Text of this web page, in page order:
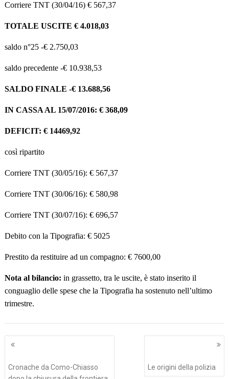
Corriere TNT (30/04/16) € 567,37
TOTALE USCITE € 4.018,03
saldo n°25 -€ 2.750,03
saldo precedente -€ 10.938,53
SALDO FINALE -€ 13.688,56
IN CASSA AL 15/07/2016: € 368,09
DEFICIT: € 14469,92
così ripartito
Corriere TNT (30/05/16): € 567,37
Corriere TNT (30/06/16): € 580,98
Corriere TNT (30/07/16): € 696,57
Debito con la Tipografia: € 5025
Prestito da restituire ad un compagno: € 7600,00
Nota al bilancio: in grassetto, tra le uscite, è stato inserito il
conguaglio delle spese che la Tipografia ha sostenuto nell’ultimo
trimestre.
Navigazione
Cronache da Como-Chiasso
Le origini della polizia